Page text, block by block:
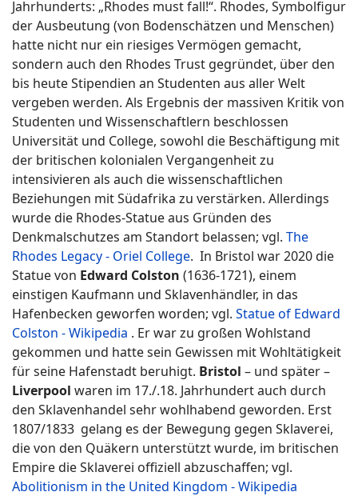
Jahrhunderts: „Rhodes must fall!“. Rhodes, Symbolfigur
der Ausbeutung (von Bodenschätzen und Menschen)
hatte nicht nur ein riesiges Vermögen gemacht,
sondern auch den Rhodes Trust gegründet, über den
bis heute Stipendien an Studenten aus aller Welt
vergeben werden. Als Ergebnis der massiven Kritik von
Studenten und Wissenschaftlern beschlossen
Universität und College, sowohl die Beschäftigung mit
der britischen kolonialen Vergangenheit zu
intensivieren als auch die wissenschaftlichen
Beziehungen mit Südafrika zu verstärken. Allerdings
wurde die Rhodes-Statue aus Gründen des
Denkmalschutzes am Standort belassen; vgl. The
Rhodes Legacy - Oriel College. In Bristol war 2020 die
Statue von Edward Colston (1636-1721), einem
einstigen Kaufmann und Sklavenhändler, in das
Hafenbecken geworfen worden; vgl. Statue of Edward
Colston - Wikipedia . Er war zu großen Wohlstand
gekommen und hatte sein Gewissen mit Wohltätigkeit
für seine Hafenstadt beruhigt. Bristol – und später –
Liverpool waren im 17./.18. Jahrhundert auch durch
den Sklavenhandel sehr wohlhabend geworden. Erst
1807/1833 gelang es der Bewegung gegen Sklaverei,
die von den Quäkern unterstützt wurde, im britischen
Empire die Sklaverei offiziell abzuschaffen; vgl.
Abolitionism in the United Kingdom - Wikipedia